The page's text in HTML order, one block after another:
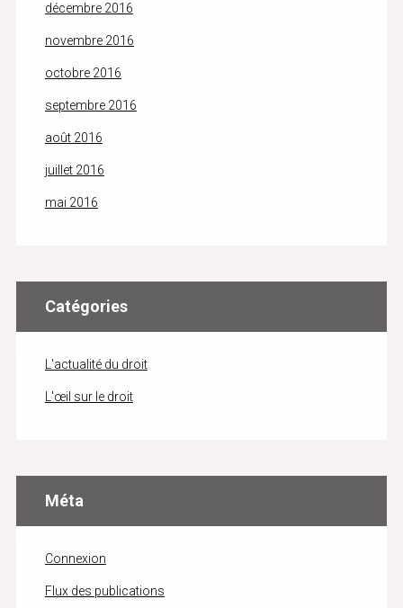
décembre 2016
novembre 2016
octobre 2016
septembre 2016
août 2016
juillet 2016
mai 2016
Catégories
L'actualité du droit
L'œil sur le droit
Méta
Connexion
Flux des publications